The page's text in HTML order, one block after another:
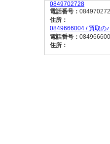
0849702728
電話番号：
住所：
0849666004 / 買取の
電話番号：
住所：